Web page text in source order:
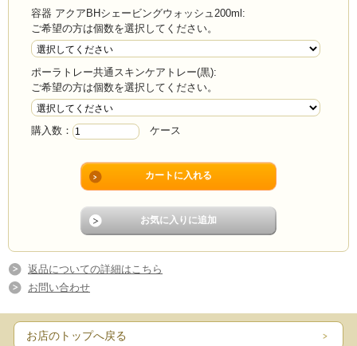
容器 アクアBHシェービングウォッシュ200ml:
ご希望の方は個数を選択してください。
ポーラトレー共通スキンケアトレー(黒):
ご希望の方は個数を選択してください。
購入数： ケース
返品についての詳細はこちら
お問い合わせ
お店のトップへ戻る